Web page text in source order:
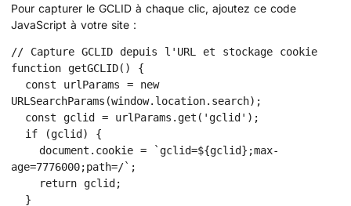
Pour capturer le GCLID à chaque clic, ajoutez ce code
JavaScript à votre site :
// Capture GCLID depuis l'URL et stockage cookie
function getGCLID() {
URLSearchParams(window.location.search);
age=7776000;path=/`;